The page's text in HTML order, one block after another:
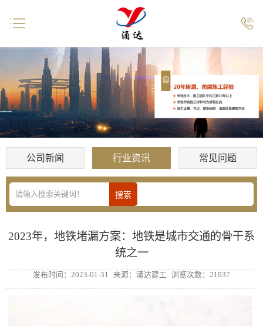
公司新闻 行业资讯 常见问题
2023年，地铁堵漏方案：地铁是城市交通的骨干系
统之一
发布时间：2023-01-31 来源：涌达建工 浏览次数：21937
 